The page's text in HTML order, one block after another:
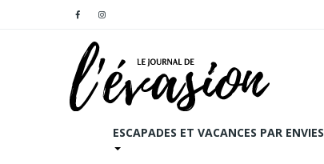
ESCAPADES ET VACANCES PAR ENVIES